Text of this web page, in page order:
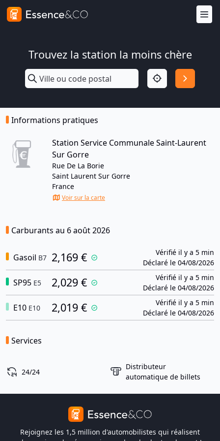
Trouvez la station la moins chère
Informations pratiques
Station Service Communale Saint-Laurent
Sur Gorre
Rue De La Borie
Saint Laurent Sur Gorre
France
Voir sur la carte
Carburants au 6 août 2026
Gasoil B7 2,169 €
Vérifié il y a 5 min
Déclaré le 04/08/2026
SP95 E5 2,029 €
Vérifié il y a 5 min
Déclaré le 04/08/2026
E10 E10 2,019 €
Vérifié il y a 5 min
Déclaré le 04/08/2026
Services
24/24
Distributeur
automatique de billets
Rejoignez les 1,5 million d'automobilistes qui réalisent